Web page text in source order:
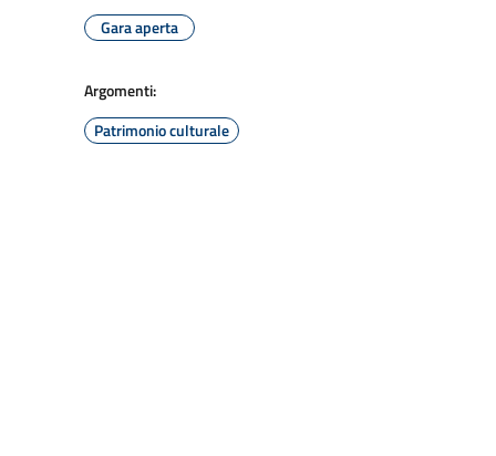
Gara aperta
Argomenti:
Patrimonio culturale